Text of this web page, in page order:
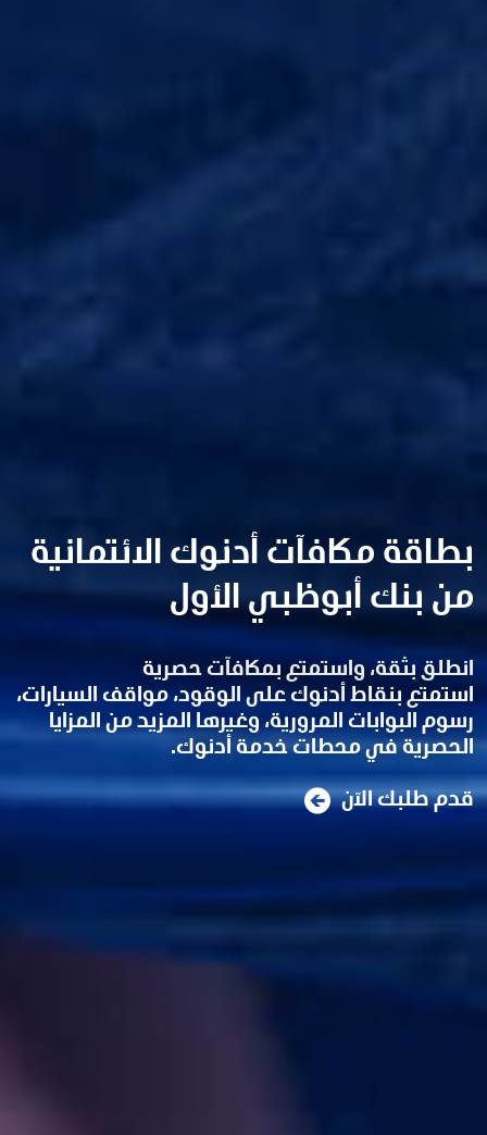
بطاقة مكافآت أدنوك الائتمانية
من بنك أبوظبي الأول
انطلق بثقة، واستمتع بمكافآت حصرية
استمتع بنقاط أدنوك على الوقود، مواقف السيارات،
رسوم البوابات المرورية، وغيرها المزيد من المزايا
الحصرية في محطات خدمة أدنوك.
قدم طلبك الآن